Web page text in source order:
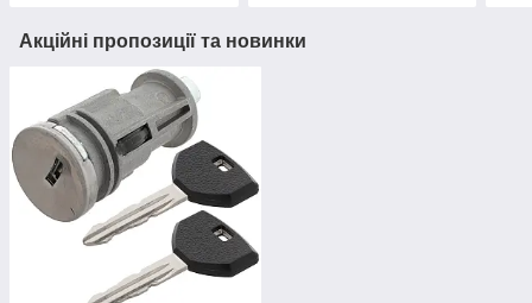
Акційні пропозиції та новинки